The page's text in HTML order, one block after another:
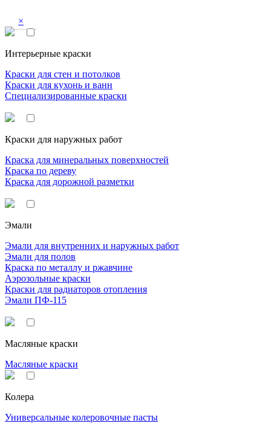
×
Интерьерные краски
Краски для стен и потолков
Краски для кухонь и ванн
Специализированные краски
Краски для наружных работ
Краска для минеральных поверхностей
Краска по дереву
Краска для дорожной разметки
Эмали
Эмали для внутренних и наружных работ
Эмали для полов
Краска по металлу и ржавчине
Аэрозольные краски
Краски для радиаторов отопления
Эмали ПФ-115
Масляные краски
Масляные краски
Колера
Универсальные колеровочные пасты